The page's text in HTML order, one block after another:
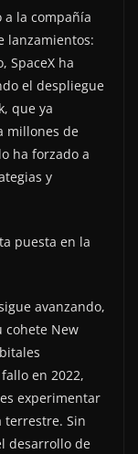
la compañía
lanzamientos:
SpaceX ha
el despliegue
que ya
millones de
ha forzado a
y
puesta en la
avanzando,
cohete New
en 2022,
experimentar
terrestre. Sin
desarrollo de